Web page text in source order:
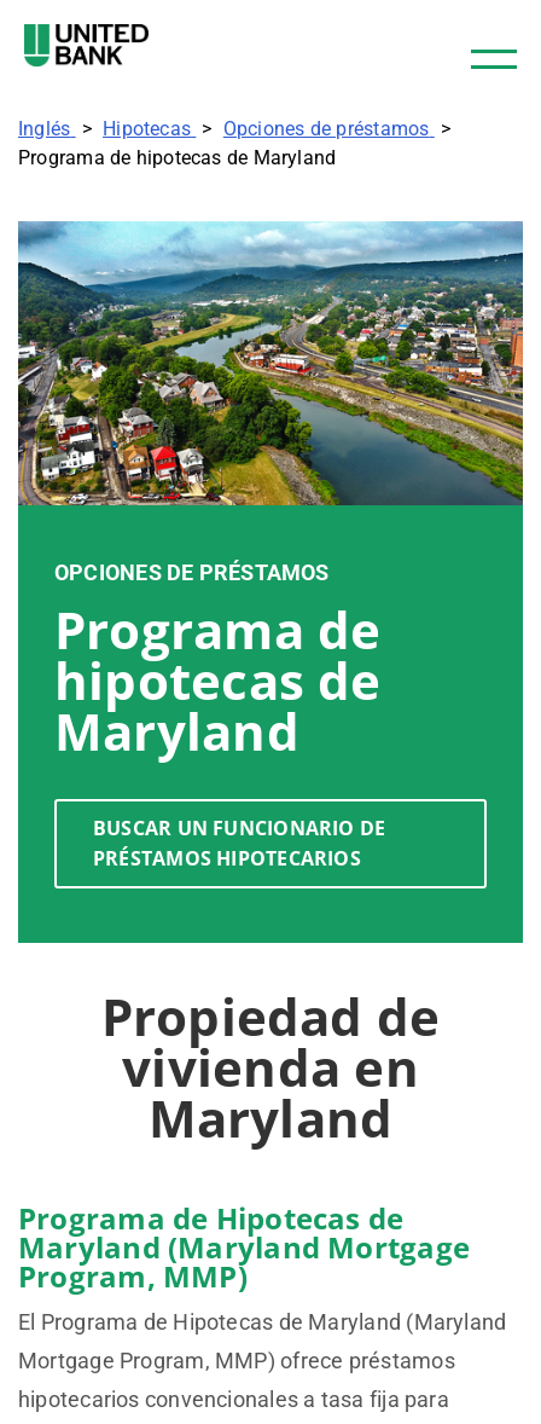
Inglés Hipotecas
Opciones de préstamos
Programa de hipotecas de Maryland
OPCIONES DE PRÉSTAMOS
Programa de
hipotecas de
Maryland
BUSCAR UN FUNCIONARIO DE
PRÉSTAMOS HIPOTECARIOS
Propiedad de
vivienda en
Maryland
Programa de Hipotecas de
Maryland (Maryland Mortgage
Program, MMP)
El Programa de Hipotecas de Maryland (Maryland
Mortgage Program, MMP) ofrece préstamos
hipotecarios convencionales a tasa fija para